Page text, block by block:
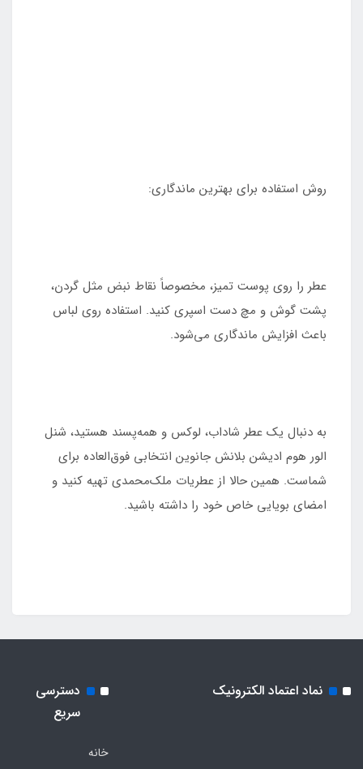
روش استفاده برای بهترین ماندگاری:
عطر را روی پوست تمیز، مخصوصاً نقاط نبض مثل گردن،
پشت گوش و مچ دست اسپری کنید. استفاده روی لباس
باعث افزایش ماندگاری می‌شود.
به دنبال یک عطر شاداب، لوکس و همه‌پسند هستید، شنل
الور هوم ادیشن بلانش جانوین انتخابی فوق‌العاده برای
شماست. همین حالا از عطریات ملک‌محمدی تهیه کنید و
امضای بویایی خاص خود را داشته باشید.
نماد اعتماد الکترونیک
دسترسی
سریع
خانه